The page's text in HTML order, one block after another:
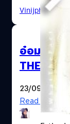
Vinijphat
อ๋อม-อรร
THE RED
23/09/2019
Read More